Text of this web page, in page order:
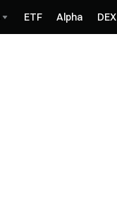
ETF Alpha DEX